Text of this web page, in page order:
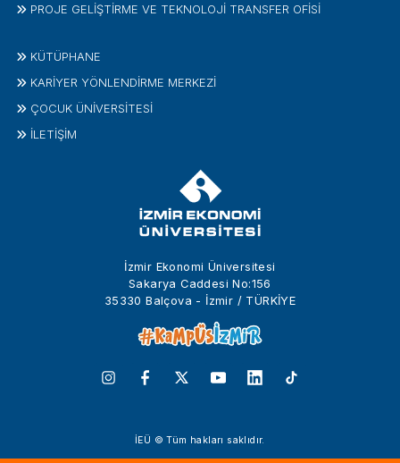
İzmir Ekonomi Üniversitesi
Sakarya Caddesi No:156
35330 Balçova - İzmir / TÜRKİYE
PROJE GELIŞTIRME VE TEKNOLOJI TRANSFER OFISI
KÜTÜPHANE
KARİYER YÖNLENDİRME MERKEZİ
ÇOCUK ÜNIVERSITESI
İLETIŞIM
İEÜ © Tüm hakları saklıdır.